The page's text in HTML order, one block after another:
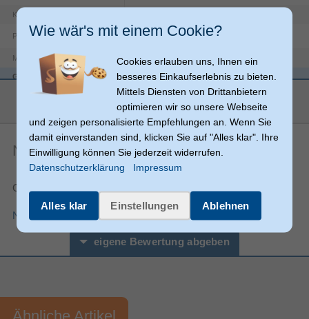
Kompatibilität
Produktfarbe Grau
Markenkompatibilität DJI
Gewicht & Abmessungen
39 mm
39 mm
9,4 mm
Sonstiges
Herstellerartikelnummer
mehr anzeigen
Noch keine Artikelbewertungen
Gesamtnote:
Nutzungsbedingungen für Produktbewertungen
eigene Bewertung abgeben
Wie wär's mit einem Cookie?
Cookies erlauben uns, Ihnen ein
besseres Einkaufserlebnis zu bieten.
Mittels Diensten von Drittanbietern
optimieren wir so unsere Webseite
und zeigen personalisierte Empfehlungen an. Wenn Sie
damit einverstanden sind, klicken Sie auf "Alles klar". Ihre
Einwilligung können Sie jederzeit widerrufen.
Datenschutzerklärung
Impressum
Alles klar Einstellungen Ablehnen